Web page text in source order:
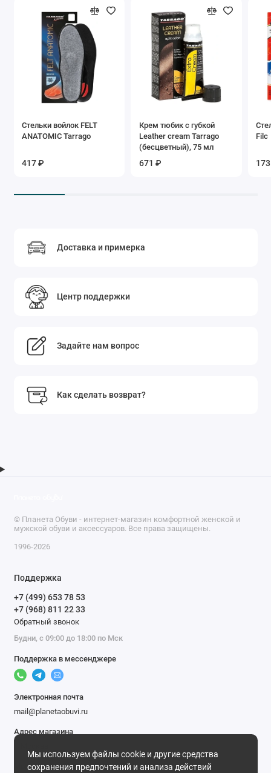
Стельки войлок FELT
ANATOMIC Tarrago
417 ₽
Крем тюбик с губкой
Leather cream Tarrago
(бесцветный), 75 мл
671 ₽
Filc
Доставка и примерка
Центр поддержки
Задайте нам вопрос
Как сделать возврат?
Мы используем файлы cookie и другие средства
сохранения предпочтений и анализа действий
© Планета Обуви - интернет-магазин комфортной женской и
мужской обуви и аксессуаров. Все права защищены.
1996-2026
Поддержка
+7 (499) 653 78 53
+7 (968) 811 22 33
Обратный звонок
Будни, с 09:00 до 18:00 по Мск
Поддержка в мессенджере
Электронная почта
mail@planetaobuvi.ru
Адрес магазина
Мы в сети